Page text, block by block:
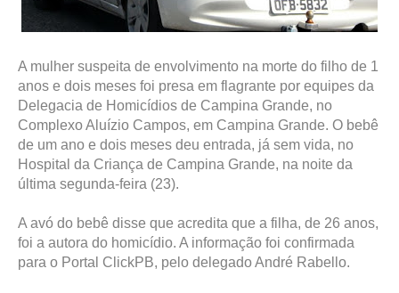
A mulher suspeita de envolvimento na morte do filho de 1
anos e dois meses foi presa em flagrante por equipes da
Delegacia de Homicídios de Campina Grande, no
Complexo Aluízio Campos, em Campina Grande. O bebê
de um ano e dois meses deu entrada, já sem vida, no
Hospital da Criança de Campina Grande, na noite da
última segunda-feira (23).
A avó do bebê disse que acredita que a filha, de 26 anos,
foi a autora do homicídio. A informação foi confirmada
para o Portal ClickPB, pelo delegado André Rabello.